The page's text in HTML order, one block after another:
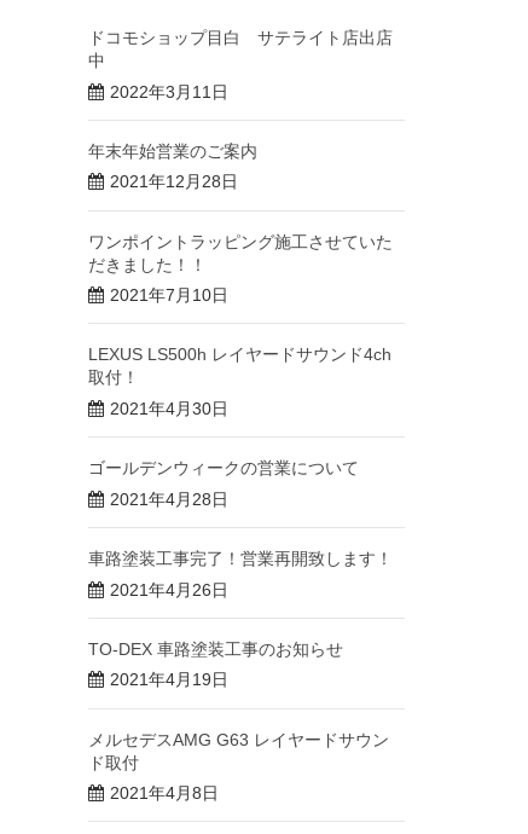
ドコモショップ目白 サテライト店出店
中
2022年3月11日
年末年始営業のご案内
2021年12月28日
ワンポイントラッピング施工させていた
だきました！！
2021年7月10日
LEXUS LS500h レイヤードサウンド4ch
取付！
2021年4月30日
ゴールデンウィークの営業について
2021年4月28日
車路塗装工事完了！営業再開致します！
2021年4月26日
TO-DEX 車路塗装工事のお知らせ
2021年4月19日
メルセデスAMG G63 レイヤードサウン
ド取付
2021年4月8日